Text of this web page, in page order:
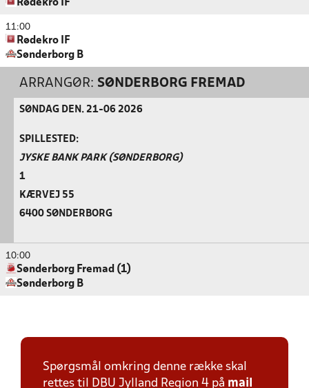
Rødekro IF
11:00
Rødekro IF
Sønderborg B
ARRANGØR: SØNDERBORG FREMAD
SØNDAG DEN. 21-06 2026
SPILLESTED:
JYSKE BANK PARK (SØNDERBORG)
1
KÆRVEJ 55
6400 SØNDERBORG
10:00
Sønderborg Fremad (1)
Sønderborg B
Spørgsmål omkring denne række skal
rettes til DBU Jylland Region 4 på mail